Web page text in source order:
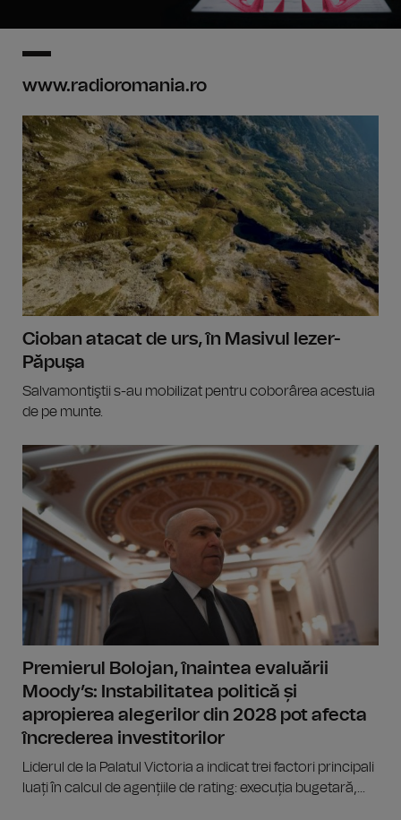
www.radioromania.ro
Cioban atacat de urs, în Masivul Iezer-
Păpuşa
Salvamontiştii s-au mobilizat pentru coborârea acestuia
de pe munte.
Premierul Bolojan, înaintea evaluării
Moody’s: Instabilitatea politică și
apropierea alegerilor din 2028 pot afecta
încrederea investitorilor
Liderul de la Palatul Victoria a indicat trei factori principali
luați în calcul de agențiile de rating: execuția bugetară,...